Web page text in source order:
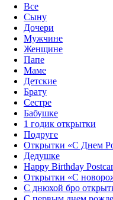
Все
Сыну
Дочери
Мужчине
Женщине
Папе
Маме
Детские
Брату
Сестре
Бабушке
1 годик открытки
Подруге
Открытки «С Днем
Дедушке
Happy Birthday
Открытки «‎С
С днюхой бро